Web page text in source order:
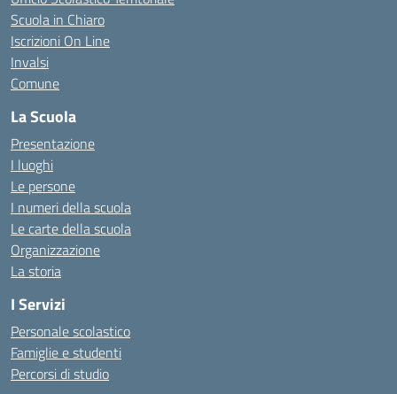
Scuola in Chiaro
Iscrizioni On Line
Invalsi
Comune
La Scuola
Presentazione
I luoghi
Le persone
I numeri della scuola
Le carte della scuola
Organizzazione
La storia
I Servizi
Personale scolastico
Famiglie e studenti
Percorsi di studio